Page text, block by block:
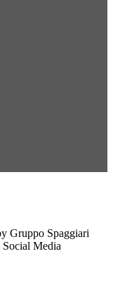
Gruppo Spaggiari
Media